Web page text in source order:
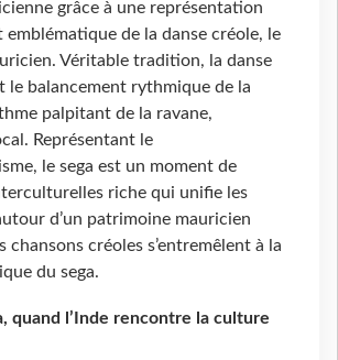
grâce à une représentation
emblématique de la danse créole, le
Véritable tradition, la danse
le balancement rythmique de la
palpitant de la ravane,
Représentant le
le sega est un moment de
riche qui unifie les
d’un patrimoine mauricien
chansons créoles s’entremêlent à la
du sega.
quand l’Inde rencontre la culture